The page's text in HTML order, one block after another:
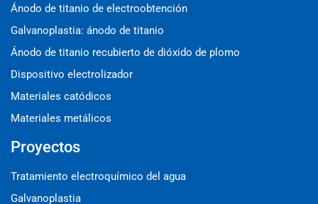
Ánodo de titanio de electroobtención
Galvanoplastia: ánodo de titanio
Ánodo de titanio recubierto de dióxido de plomo
Dispositivo electrolizador
Materiales catódicos
Materiales metálicos
Proyectos
Tratamiento electroquímico del agua
Galvanoplastia